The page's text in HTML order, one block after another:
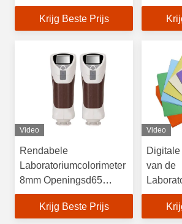
Instrumentenlaboratorium
om Kleur Te meten
Krijg Beste Prijs
voor de
van
Video
Rendabele
Laboratoriumcolorimeter
8mm Openingsd65
Lichtbron
Krijg Beste Prijs
Video
van de
Plastic